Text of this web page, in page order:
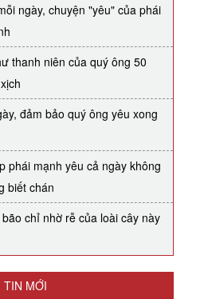
ngày, chuyện "yêu" của phái
thanh niên của quý ông 50
đảm bảo quý ông yêu xong
phái mạnh yêu cả ngày không
biết chán
chỉ nhờ rễ của loài cây này
TIN MỚI